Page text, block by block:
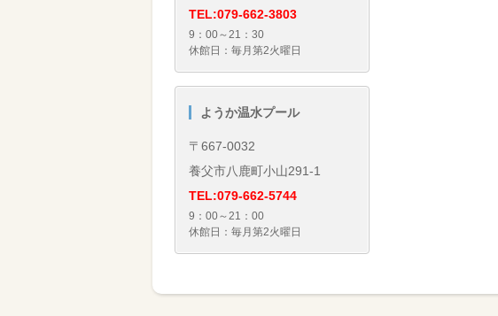
TEL:079-662-3803
9：00～21：30
休館日：毎月第2火曜日
ようか温水プール
〒667-0032
養父市八鹿町小山291-1
TEL:079-662-5744
9：00～21：00
休館日：毎月第2火曜日